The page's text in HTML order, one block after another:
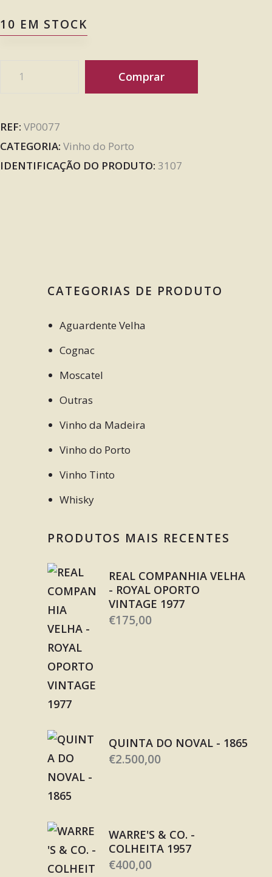
10 EM STOCK
Comprar
REF: VP0077
CATEGORIA: Vinho do Porto
IDENTIFICAÇÃO DO PRODUTO: 3107
CATEGORIAS DE PRODUTO
Aguardente Velha
Cognac
Moscatel
Outras
Vinho da Madeira
Vinho do Porto
Vinho Tinto
Whisky
PRODUTOS MAIS RECENTES
REAL COMPANHIA VELHA
- ROYAL OPORTO
VINTAGE 1977
€175,00
QUINTA DO NOVAL - 1865
€2.500,00
WARRE'S & CO. -
COLHEITA 1957
€400,00